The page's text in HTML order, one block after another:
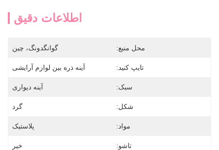
اطلاعات دقیق
محل منبع: گوانگدونگ، چین
تایپ کنید: آینه ذره بین لوازم آرایشی
سبک: آینه دیواری
شکل: گرد
مواد: پلاستیک
تاشو: خیر